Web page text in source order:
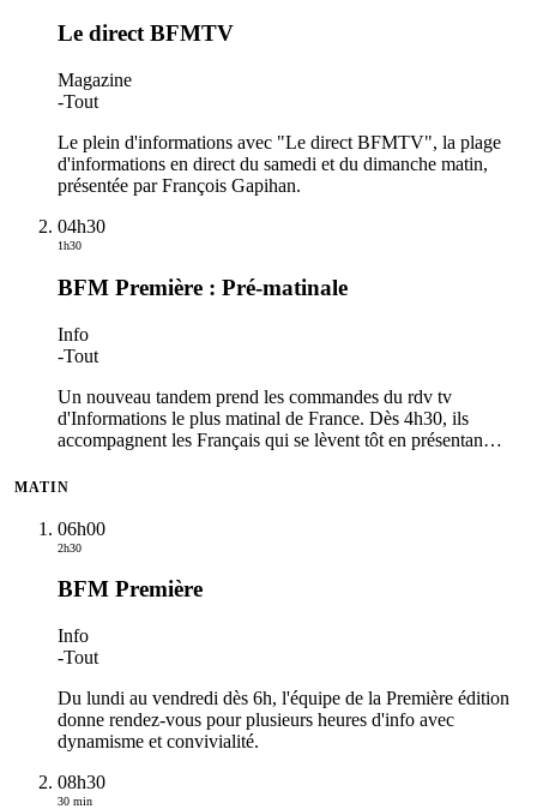
Le direct BFMTV
Magazine
-Tout
Le plein d'informations avec "Le direct BFMTV", la plage
d'informations en direct du samedi et du dimanche matin,
présentée par François Gapihan.
04h30
1h30
BFM Première : Pré-matinale
Info
-Tout
Un nouveau tandem prend les commandes du rdv tv
d'Informations le plus matinal de France. Dès 4h30, ils
accompagnent les Français qui se lèvent tôt en présentan…
MATIN
06h00
2h30
BFM Première
Info
-Tout
Du lundi au vendredi dès 6h, l'équipe de la Première édition
donne rendez-vous pour plusieurs heures d'info avec
dynamisme et convivialité.
08h30
30 min